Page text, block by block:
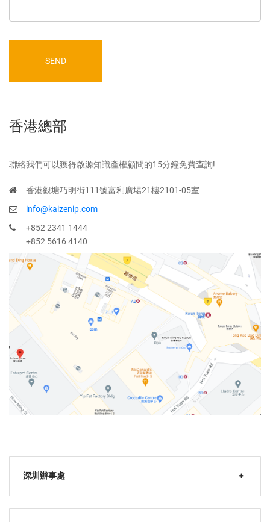
SEND
香港總部
聯絡我們可以獲得啟源知識產權顧問的15分鐘免費查詢!
香港觀塘巧明街111號富利廣場21樓2101-05室
info@kaizenip.com
+852 2341 1444
+852 5616 4140
深圳辦事處